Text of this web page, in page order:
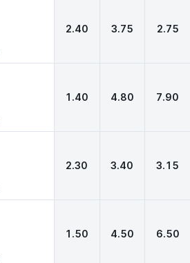
2.40 3.75 2.75
1.40 4.80 7.90
2.30 3.40 3.15
1.50 4.50 6.50